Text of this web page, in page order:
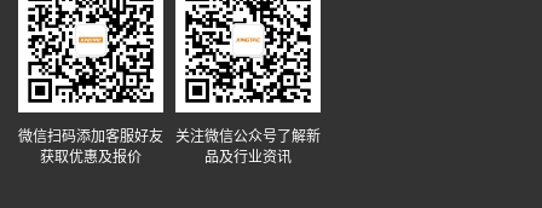
微信扫码添加客服好友
获取优惠及报价
关注微信公众号了解新
品及行业资讯